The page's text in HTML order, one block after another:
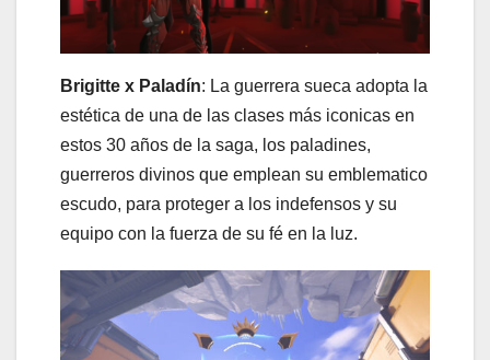
Brigitte x Paladín: La guerrera sueca adopta la
estética de una de las clases más iconicas en
estos 30 años de la saga, los paladines,
guerreros divinos que emplean su emblematico
escudo, para proteger a los indefensos y su
equipo con la fuerza de su fé en la luz.